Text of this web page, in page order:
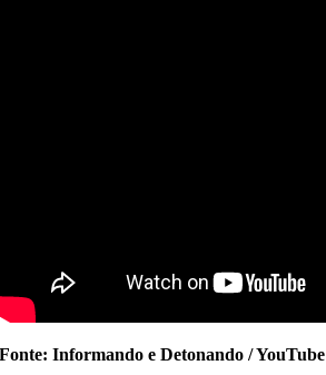
Fonte: Informando e Detonando / YouTube